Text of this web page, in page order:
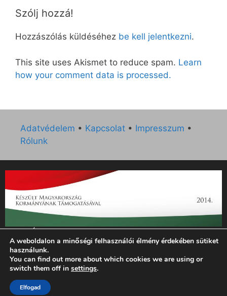
Szólj hozzá!
Hozzászólás küldéséhez be kell jelentkezni.
This site uses Akismet to reduce spam. Learn
how your comment data is processed.
Adatvédelem • Kapcsolat • Impresszum •
Rólunk
„Az Új Ember katolikus hetilap 2014. évi működésének
támogatását az EGYH-KCP-14-P-0121 sz. támogatási
szerződés keretében 3 000 000 Ft összegben támogatta az
Emberi Erőforrások Minisztériuma.”
© 2026 Magyar Kurír - Új Ember
A weboldalon a minőségi felhasználói élmény érdekében sütiket
használunk.
You can find out more about which cookies we are using or
switch them off in settings.
Elfogad